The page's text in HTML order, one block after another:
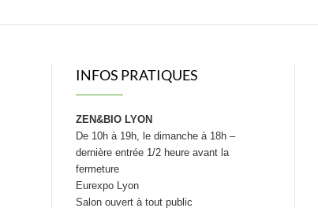
INFOS PRATIQUES
ZEN&BIO LYON
De 10h à 19h, le dimanche à 18h –
dernière entrée 1/2 heure avant la
fermeture
Eurexpo Lyon
Salon ouvert à tout public